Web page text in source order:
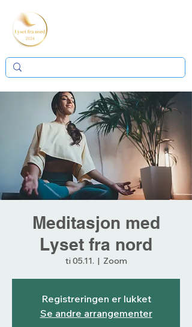
Meditasjon med
Lyset fra nord
ti 05.11.
  |
Zoom
Registreringen er lukket
Se andre arrangementer